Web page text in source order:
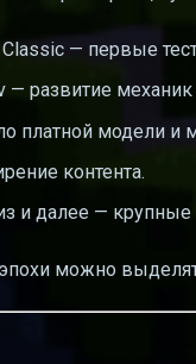
— первые
— развитие
платной модели и
контента.
и далее — крупные
можно